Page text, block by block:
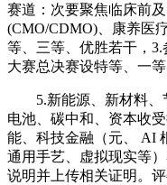
赛道：次要聚焦临床前
(CMO/CDMO)、康养医
等、三等、优胜若干，3.
大赛总决赛设特等、一
5.新能源、新材料、
电池、碳中和、资本收
能、科技金融（元、 AI
通用手艺、虚拟现实等
说明并上传相关证明。